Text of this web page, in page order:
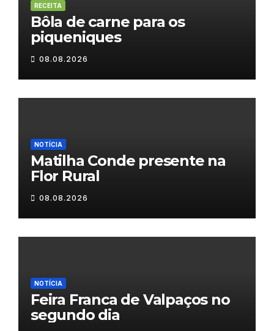
RECEITA
Bôla de carne para os
piqueniques
08.08.2026
NOTÍCIA
Matilha Conde presente na
Flor Rural
08.08.2026
NOTÍCIA
Feira Franca de Valpaços no
segundo dia